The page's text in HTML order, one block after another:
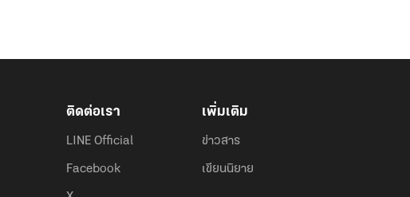
ติดต่อเรา
LINE Official
Facebook
เพิ่มเติม
ข่าวสาร
เขียนนิยาย